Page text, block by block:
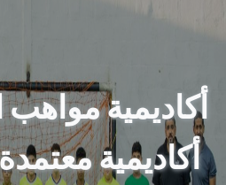
أكاديمية مواهب
أكاديمية